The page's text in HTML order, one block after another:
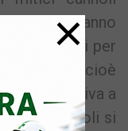
Verranno
mini-corsi per
cioè
si arriva a
per i piccoli si
×